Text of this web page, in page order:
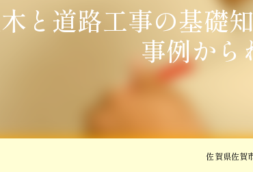
と道路工事の基礎
事例から
佐賀県佐賀